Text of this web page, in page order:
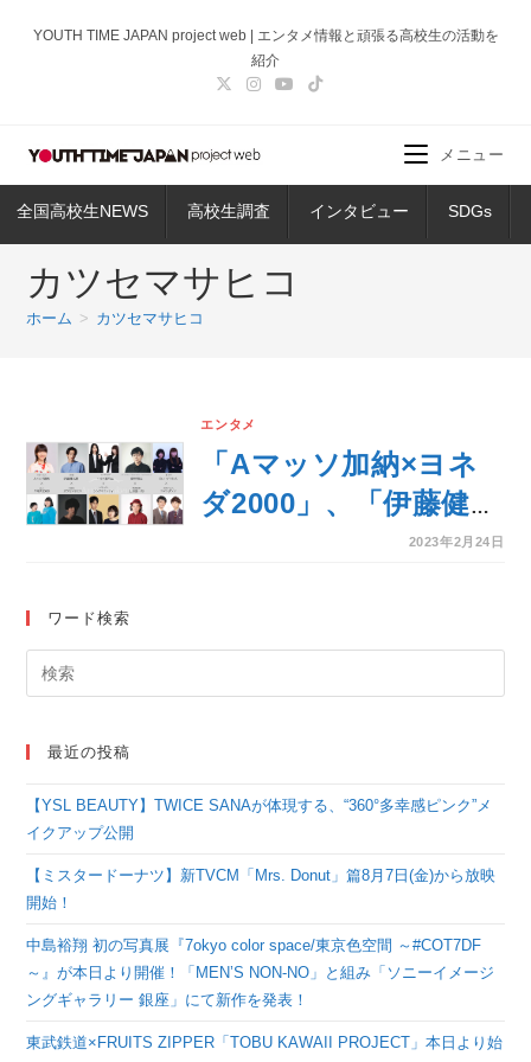
ス
ッ
YOUTH TIME JAPAN project web | エンタメ情報と頑張る高校生の活動を
紹介
全国高校生NEWS 高校生調査 インタビュー SDGs
メニュー
カツセマサヒコ
ホーム > カツセマサヒコ
エンタメ
「Aマッソ加納×ヨネ
ダ2000」、「伊藤健太
郎×カツセマサヒコ」
シャル対談が
『Artistspoken』にて
2023年2月24日
ワード検索
最近の投稿
【YSL BEAUTY】TWICE SANAが体現する、“360°多幸感ピンク”メ
イクアップ公開
【ミスタードーナツ】新TVCM「Mrs. Donut」篇8月7日(金)から放映
開始！
中島裕翔 初の写真展『7okyo color space/東京色空間 ～#COT7DF
～』が本日より開催！「MEN’S NON-NO」と組み「ソニーイメージ
ングギャラリー 銀座」にて新作を発表！
東武鉄道×FRUITS ZIPPER「TOBU KAWAII PROJECT」本日より始